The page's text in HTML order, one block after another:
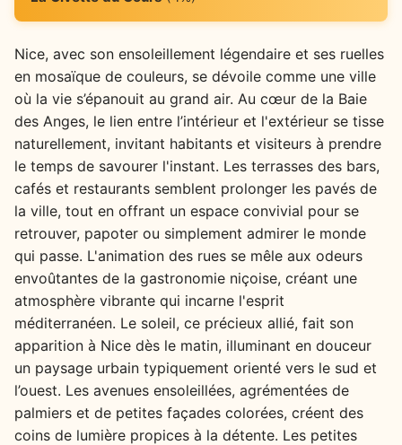
Nice, avec son ensoleillement légendaire et ses ruelles
en mosaïque de couleurs, se dévoile comme une ville
où la vie s’épanouit au grand air. Au cœur de la Baie
des Anges, le lien entre l’intérieur et l'extérieur se tisse
naturellement, invitant habitants et visiteurs à prendre
le temps de savourer l'instant. Les terrasses des bars,
cafés et restaurants semblent prolonger les pavés de
la ville, tout en offrant un espace convivial pour se
retrouver, papoter ou simplement admirer le monde
qui passe. L'animation des rues se mêle aux odeurs
envoûtantes de la gastronomie niçoise, créant une
atmosphère vibrante qui incarne l'esprit
méditerranéen. Le soleil, ce précieux allié, fait son
apparition à Nice dès le matin, illuminant en douceur
un paysage urbain typiquement orienté vers le sud et
l’ouest. Les avenues ensoleillées, agrémentées de
palmiers et de petites façades colorées, créent des
coins de lumière propices à la détente. Les petites